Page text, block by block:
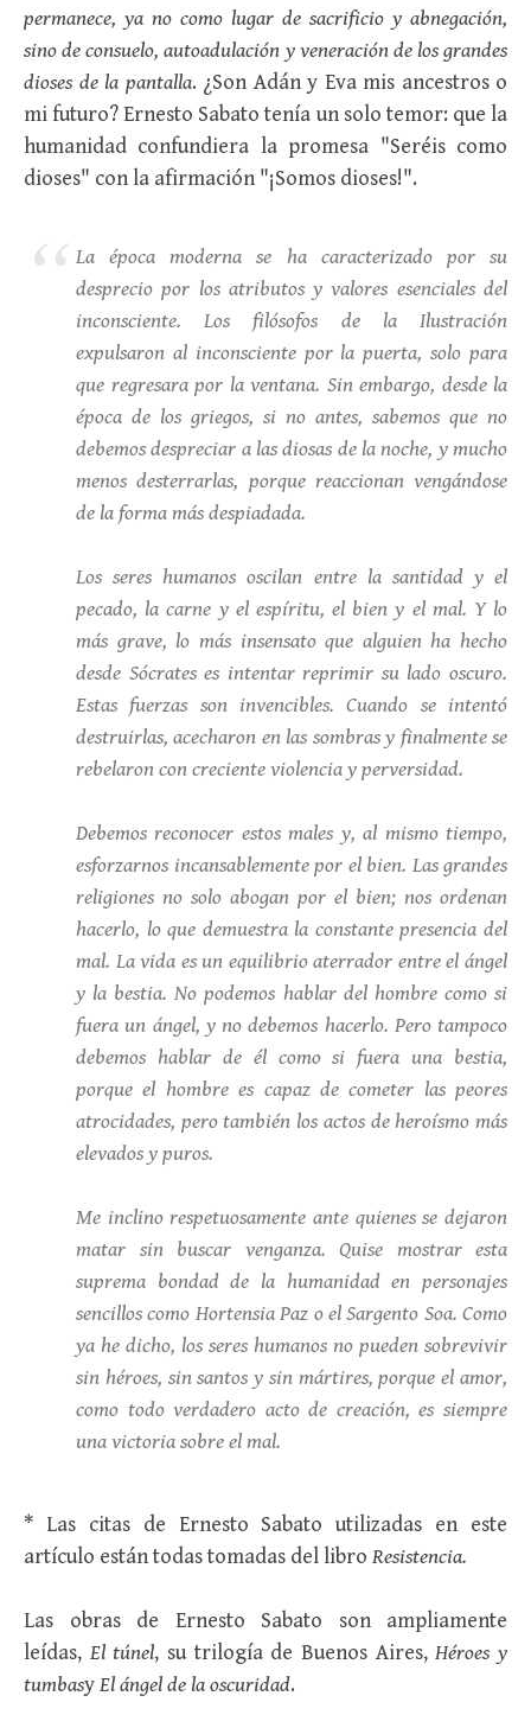
permanece, ya no como lugar de sacrificio y abnegación,
sino de consuelo, autoadulación y veneración de los grandes
dioses de la pantalla. ¿Son Adán y Eva mis ancestros o
mi futuro? Ernesto Sabato tenía un solo temor: que la
humanidad confundiera la promesa "Seréis como
dioses" con la afirmación "¡Somos dioses!".
La época moderna se ha caracterizado por su
desprecio por los atributos y valores esenciales del
inconsciente. Los filósofos de la Ilustración
expulsaron al inconsciente por la puerta, solo para
que regresara por la ventana. Sin embargo, desde la
época de los griegos, si no antes, sabemos que no
debemos despreciar a las diosas de la noche, y mucho
menos desterrarlas, porque reaccionan vengándose
de la forma más despiadada.
Los seres humanos oscilan entre la santidad y el
pecado, la carne y el espíritu, el bien y el mal. Y lo
más grave, lo más insensato que alguien ha hecho
desde Sócrates es intentar reprimir su lado oscuro.
Estas fuerzas son invencibles. Cuando se intentó
destruirlas, acecharon en las sombras y finalmente se
rebelaron con creciente violencia y perversidad.
Debemos reconocer estos males y, al mismo tiempo,
esforzarnos incansablemente por el bien. Las grandes
religiones no solo abogan por el bien; nos ordenan
hacerlo, lo que demuestra la constante presencia del
mal. La vida es un equilibrio aterrador entre el ángel
y la bestia. No podemos hablar del hombre como si
fuera un ángel, y no debemos hacerlo. Pero tampoco
debemos hablar de él como si fuera una bestia,
porque el hombre es capaz de cometer las peores
atrocidades, pero también los actos de heroísmo más
elevados y puros.
Me inclino respetuosamente ante quienes se dejaron
matar sin buscar venganza. Quise mostrar esta
suprema bondad de la humanidad en personajes
sencillos como Hortensia Paz o el Sargento Soa. Como
ya he dicho, los seres humanos no pueden sobrevivir
sin héroes, sin santos y sin mártires, porque el amor,
como todo verdadero acto de creación, es siempre
una victoria sobre el mal.
* Las citas de Ernesto Sabato utilizadas en este
artículo están todas tomadas del libro Resistencia.
Las obras de Ernesto Sabato son ampliamente
leídas, El túnel, su trilogía de Buenos Aires,Héroes y
tumbasyEl ángel de la oscuridad.